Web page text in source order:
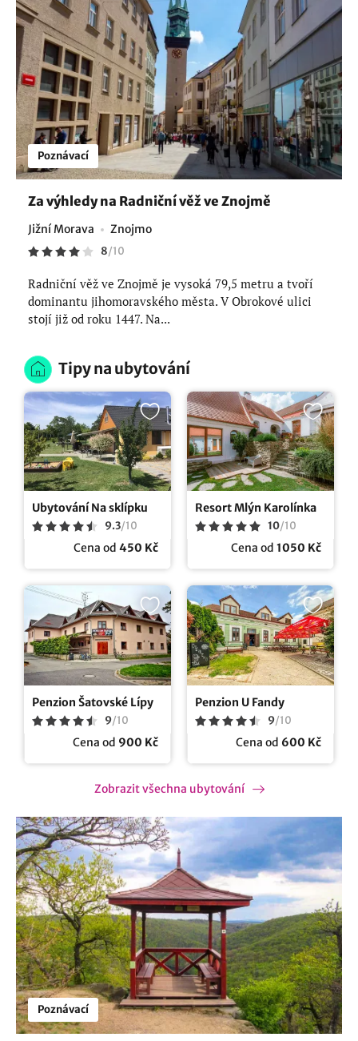
Poznávací
Za výhledy na Radniční věž ve Znojmě
Jižní Morava Znojmo
8/10
Radniční věž ve Znojmě je vysoká 79,5 metru a tvoří
dominantu jihomoravského města. V Obrokové ulici
stojí již od roku 1447. Na...
Tipy na ubytování
Ubytování Na sklípku
9.3/10
Cena od 450 Kč
Resort Mlýn Karolínka
10/10
Cena od 1050 Kč
Penzion Šatovské Lípy
9/10
Cena od 900 Kč
Penzion U Fandy
9/10
Cena od 600 Kč
Zobrazit všechna ubytování
Poznávací